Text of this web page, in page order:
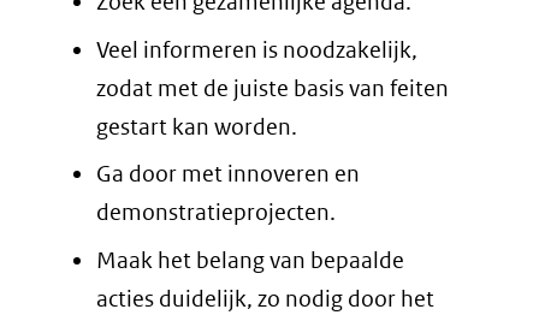
Veel informeren is noodzakelijk,
zodat met de juiste basis van feiten
gestart kan worden.
Ga door met innoveren en
demonstratieprojecten.
Maak het belang van bepaalde
acties duidelijk, zo nodig door het